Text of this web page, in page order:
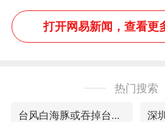
可以不要把我遣返回国”
铁棒
打开网易新闻，查看更
热门搜索
台风白海豚或吞掉台风鲸鱼